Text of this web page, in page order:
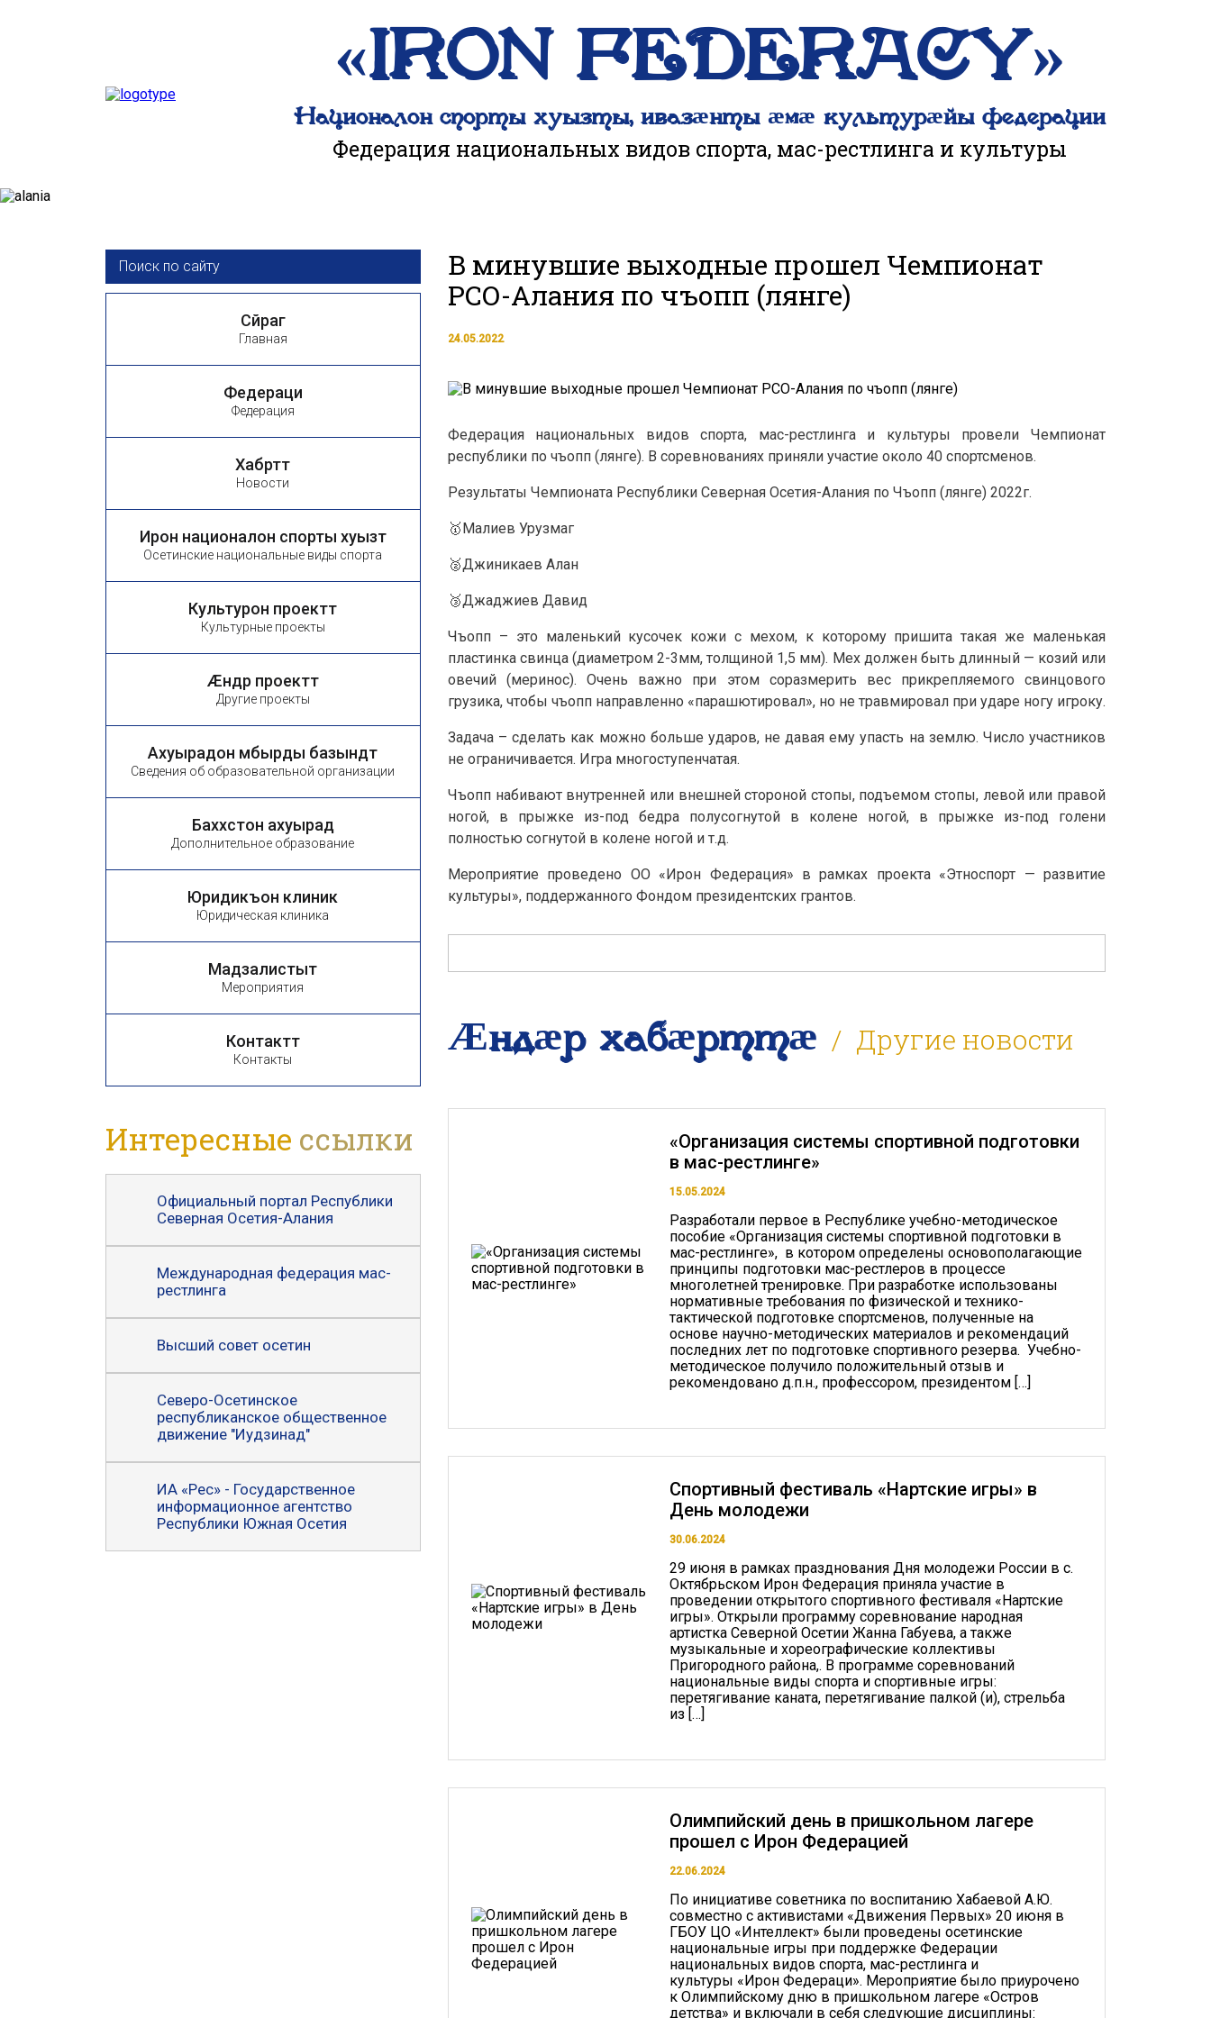
«IRON FEDERACY»
Националон спорты хуызты, ивазӕнты ӕмӕ культурӕйы федерации
Федерация национальных видов спорта, мас-рестлинга и культуры
Сӕйраг
Главная
Федераци
Федерация
Хабӕрттӕ
Новости
Ирон националон спорты хуызтӕ
Осетинские национальные виды спорта
Культурон проекттӕ
Культурные проекты
Æндӕр проекттӕ
Другие проекты
Ахуырадон ӕмбырды базындтӕ
Сведения об образовательной организации
Баххӕстон ахуырад
Дополнительное образование
Юридикъон клиникӕ
Юридическая клиника
Мадзалистытӕ
Мероприятия
Контакттӕ
Контакты
Интересные ссылки
Официальный портал Республики
Северная Осетия-Алания
Международная федерация мас-
рестлинга
Высший совет осетин
Северо-Осетинское
республиканское общественное
движение "Иудзинад"
ИА «Рес» - Государственное
информационное агентство
Республики Южная Осетия
В минувшие выходные прошел Чемпионат
РСО-Алания по чъопп (лянге)
24.05.2022
Федерация национальных видов спорта, мас-рестлинга и культуры провели Чемпионат
республики по чъопп (лянге). В соревнованиях приняли участие около 40 спортсменов.
Результаты Чемпионата Республики Северная Осетия-Алания по Чъопп (лянге) 2022г.
🥇Малиев Урузмаг
🥈Джиникаев Алан
🥉Джаджиев Давид
Чъопп – это маленький кусочек кожи с мехом, к которому пришита такая же маленькая
пластинка свинца (диаметром 2-3мм, толщиной 1,5 мм). Мех должен быть длинный — козий или
овечий (меринос). Очень важно при этом соразмерить вес прикрепляемого свинцового
грузика, чтобы чъопп направленно «парашютировал», но не травмировал при ударе ногу игроку.
Задача – сделать как можно больше ударов, не давая ему упасть на землю. Число участников
не ограничивается. Игра многоступенчатая.
Чъопп набивают внутренней или внешней стороной стопы, подъемом стопы, левой или правой
ногой, в прыжке из-под бедра полусогнутой в колене ногой, в прыжке из-под голени
полностью согнутой в колене ногой и т.д.
Мероприятие проведено ОО «Ирон Федерация» в рамках проекта «Этноспорт — развитие
культуры», поддержанного Фондом президентских грантов.
Æндӕр хабӕрттӕ Другие новости
«Организация системы спортивной подготовки
в мас-рестлинге»
15.05.2024
Разработали первое в Республике учебно-методическое
пособие «Организация системы спортивной подготовки в
мас-рестлинге», в котором определены основополагающие
принципы подготовки мас-рестлеров в процессе
многолетней тренировке. При разработке использованы
нормативные требования по физической и технико-
тактической подготовке спортсменов, полученные на
основе научно-методических материалов и рекомендаций
последних лет по подготовке спортивного резерва. Учебно-
методическое получило положительный отзыв и
рекомендовано д.п.н., профессором, президентом […]
Спортивный фестиваль «Нартские игры» в
День молодежи
30.06.2024
29 июня в рамках празднования Дня молодежи России в с.
Октябрьском Ирон Федерация приняла участие в
проведении открытого спортивного фестиваля «Нартские
игры». Открыли программу соревнование народная
артистка Северной Осетии Жанна Габуева, а также
музыкальные и хореографические коллективы
Пригородного района,. В программе соревнований
национальные виды спорта и спортивные игры:
перетягивание каната, перетягивание палкой (и), стрельба
из […]
Олимпийский день в пришкольном лагере
прошел с Ирон Федерацией
22.06.2024
По инициативе советника по воспитанию Хабаевой А.Ю.
совместно с активистами «Движения Первых» 20 июня в
ГБОУ ЦО «Интеллект» были проведены осетинские
национальные игры при поддержке Федерации
национальных видов спорта, мас-рестлинга и
культуры «Ирон Федераци». Мероприятие было приурочено
к Олимпийскому дню в пришкольном лагере «Остров
детства» и включали в себя следующие дисциплины: